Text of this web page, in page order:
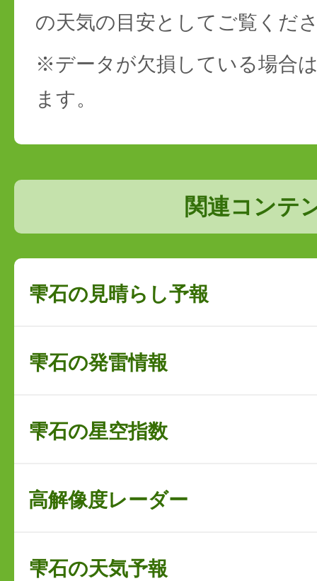
の天気の目安としてご覧くだ
※データが欠損している場合
ます。
関連コンテ
雫石の見晴らし予報
雫石の発雷情報
雫石の星空指数
高解像度レーダー
雫石の天気予報